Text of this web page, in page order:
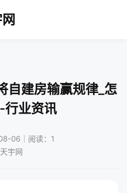
自建房输赢规律_怎
行业资讯
06｜阅读：1
宇网